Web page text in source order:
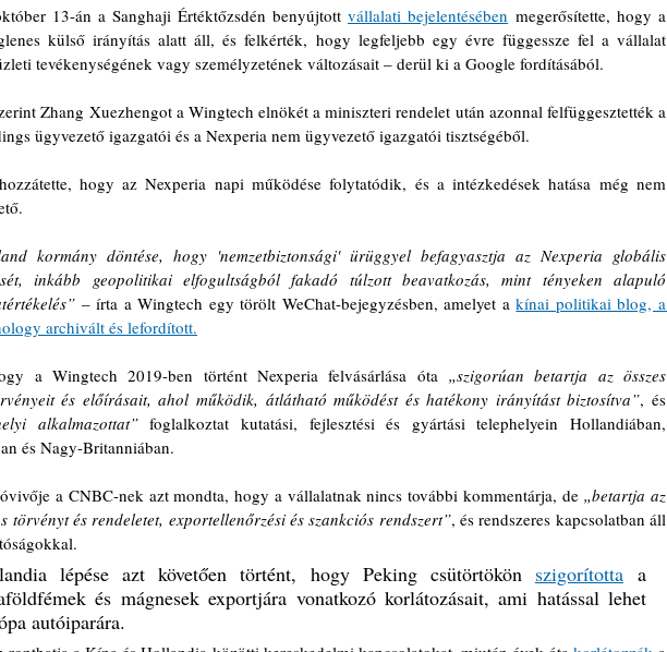
13-án a Sanghaji Értéktőzsdén benyújtott vállalati bejelentésében megerősítette, hogy a
külső irányítás alatt áll, és felkérték, hogy legfeljebb egy évre függessze fel a vállalat
tevékenységének vagy személyzetének változásait – derül ki a Google fordításából.
Zhang Xuezhengot a Wingtech elnökét a miniszteri rendelet után azonnal felfüggesztették a
ügyvezető igazgatói és a Nexperia nem ügyvezető igazgatói tisztségéből.
hogy az Nexperia napi működése folytatódik, és a intézkedések hatása még nem
kormány döntése, hogy 'nemzetbiztonsági' ürüggyel befagyasztja az Nexperia globális
inkább geopolitikai elfogultságból fakadó túlzott beavatkozás, mint tényeken alapuló
– írta a Wingtech egy törölt WeChat-bejegyzésben, amelyet a kínai politikai blog, a
archivált és lefordított.
a Wingtech 2019-ben történt Nexperia felvásárlása óta „szigorúan betartja az összes
és előírásait, ahol működik, átlátható működést és hatékony irányítást biztosítva”
alkalmazottat” foglalkoztat kutatási, fejlesztési és gyártási telephelyein Hollandiában,
és Nagy-Britanniában.
a CNBC-nek azt mondta, hogy a vállalatnak nincs további kommentárja, de „betartja az
törvényt és rendeletet, exportellenőrzési és szankciós rendszert”, és rendszeres kapcsolatban áll
lépése azt követően történt, hogy Peking csütörtökön szigorította a
és mágnesek exportjára vonatkozó korlátozásait, ami hatással lehet
autóiparára.